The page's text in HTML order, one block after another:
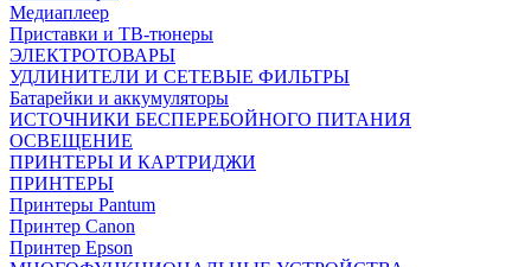
Медиаплеер
Приставки и ТВ-тюнеры
ЭЛЕКТРОТОВАРЫ
УДЛИНИТЕЛИ И СЕТЕВЫЕ ФИЛЬТРЫ
Батарейки и аккумуляторы
ИСТОЧНИКИ БЕСПЕРЕБОЙНОГО ПИТАНИЯ
ОСВЕЩЕНИЕ
ПРИНТЕРЫ И КАРТРИДЖИ
ПРИНТЕРЫ
Принтеры Pantum
Принтер Canon
Принтер Epson